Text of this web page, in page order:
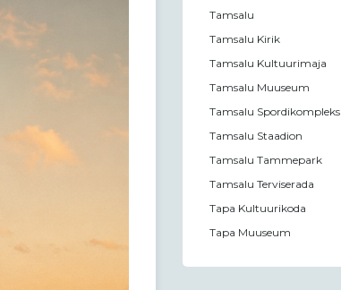
Tamsalu
Tamsalu Kirik
Tamsalu Kultuurimaja
Tamsalu Muuseum
Tamsalu Spordikompleks
Tamsalu Staadion
Tamsalu Tammepark
Tamsalu Terviserada
Tapa Kultuurikoda
Tapa Muuseum